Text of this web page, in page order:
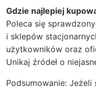
Gdzie najlepiej
Poleca się
i sklepów
użytkowników oraz
Unikaj źródeł o
Podsumowanie: Jeżeli